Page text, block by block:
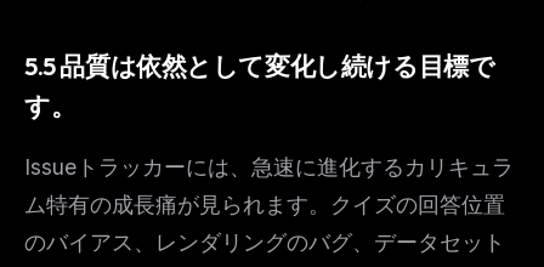
5.5 品質は依然として変化し続ける目標で
す。
Issueトラッカーには、急速に進化するカリキュラ
ム特有の成長痛が見られます。クイズの回答位置
のバイアス、レンダリングのバグ、データセット